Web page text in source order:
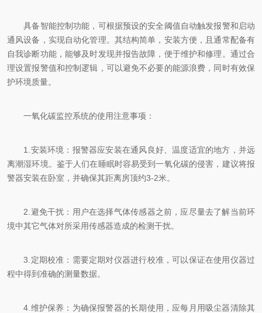
具备智能控制功能，可根据预设的安全阈值自动触发报警和启动
通风设备，实现自动化管理。其结构简单，安装方便，且通常配备有
自我诊断功能，能够及时发现并报告故障，便于维护和修理。通过合
理设置报警值和控制逻辑，可以避免不必要的能源浪费，同时有效保
护环境质量。
一氧化碳监控系统的使用注意事项：
1.安装环境：报警器应安装在通风良好、温度适宜的地方，并远
离潮湿环境。鉴于人们在睡眠时容易受到一氧化碳的侵害，建议将报
警器安装在卧室，并确保其距离房顶约3-2米。
2.避免干扰：用户在选择气体传感器之前，应尽量去了解当前环
境中其它气体对所采用传感器造成的检测干扰。
3.定期校准：需要定期对仪器进行校准，可以保证在使用仪器过
程中得到准确的测量数据。
4.维护保养：为确保报警器的长期使用，应每月用吸尘器清除其